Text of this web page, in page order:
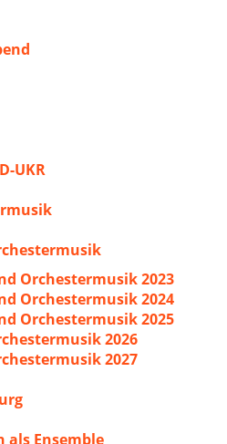
UKR
Orchestermusik 2023
Orchestermusik 2024
Orchestermusik 2025
2026
2027
als Ensemble